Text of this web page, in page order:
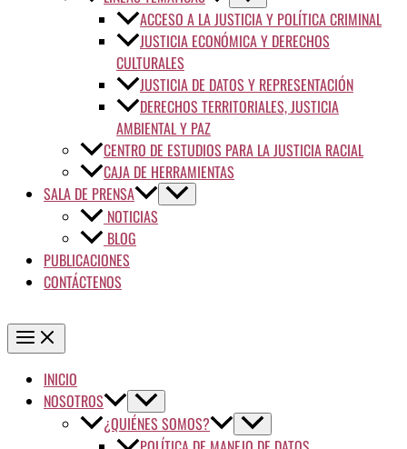
ACCESO A LA JUSTICIA Y POLÍTICA CRIMINAL
JUSTICIA ECONÓMICA Y DERECHOS
CULTURALES
JUSTICIA DE DATOS Y REPRESENTACIÓN
DERECHOS TERRITORIALES, JUSTICIA
AMBIENTAL Y PAZ
CENTRO DE ESTUDIOS PARA LA JUSTICIA RACIAL
CAJA DE HERRAMIENTAS
SALA DE PRENSA
NOTICIAS
BLOG
PUBLICACIONES
CONTÁCTENOS
INICIO
NOSOTROS
¿QUIÉNES SOMOS?